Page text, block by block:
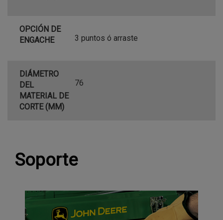
OPCIÓN DE
ENGACHE
3 puntos ó arraste
DIÁMETRO
DEL
MATERIAL DE
CORTE (MM)
76
Soporte